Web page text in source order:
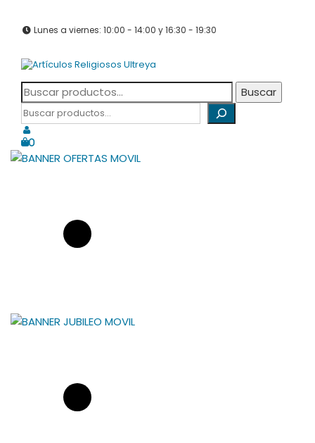
contenidoLunes a viernes: 10:00 - 14:00 y 16:30 - 19:30
Artículos Religiosos Ultreya
religiosos
Buscar
por:
Buscar
Buscar
0